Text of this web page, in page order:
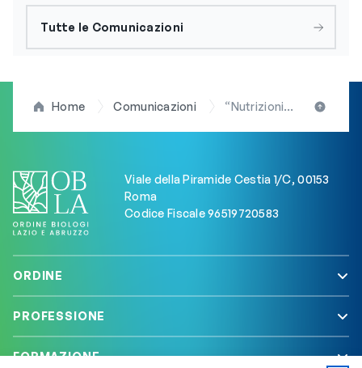
Tutte le Comunicazioni
Home Comunicazioni “Nutrizionisti tra i carrelli”: l’8 febbraio via al progetto ideato dall’AINC in collaborazione con l’AIB e il patrocinio della FNOB
Viale della Piramide Cestia 1/C, 00153
Roma
Codice Fiscale 96519720583
ORDINE
PROFESSIONE
FORMAZIONE